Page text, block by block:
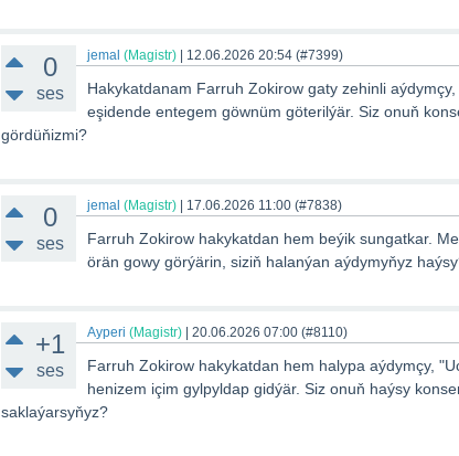
0
ses
jemal (Magistr) 12.06.2026 20:54 (#7399)
Hakykatdanam Farruh Zokirow gaty zehinli
eşidende entegem göwnüm göterilýär. Siz onuň
gördüňizmi?
0
ses
jemal (Magistr) 17.06.2026 11:00 (#7838)
Farruh Zokirow hakykatdan hem beýik sungatkar.
örän gowy görýärin, siziň halanýan aýdymyňyz
+1
ses
Ayperi (Magistr) 20.06.2026 07:00 (#8110)
Farruh Zokirow hakykatdan hem halypa aýdymçy,
henizem içim gylpyldap gidýär. Siz onuň haýsy
saklaýarsyňyz?